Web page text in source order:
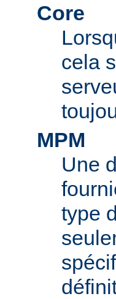
Core
cela
MPM
Une
type